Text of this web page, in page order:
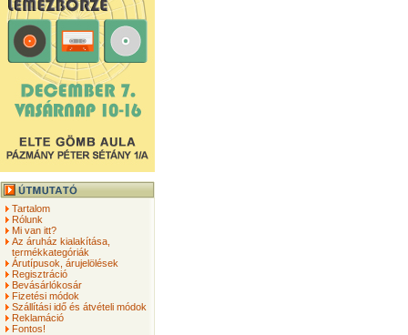
Tartalom
Rólunk
Mi van itt?
Az áruház kialakítása,
termékkategóriák
Árutípusok, árujelölések
Regisztráció
Bevásárlókosár
Fizetési módok
Szállítási idő és átvételi módok
Reklamáció
Fontos!